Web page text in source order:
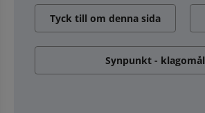
Tyck till om denna sida
Synpunkt - klagomål